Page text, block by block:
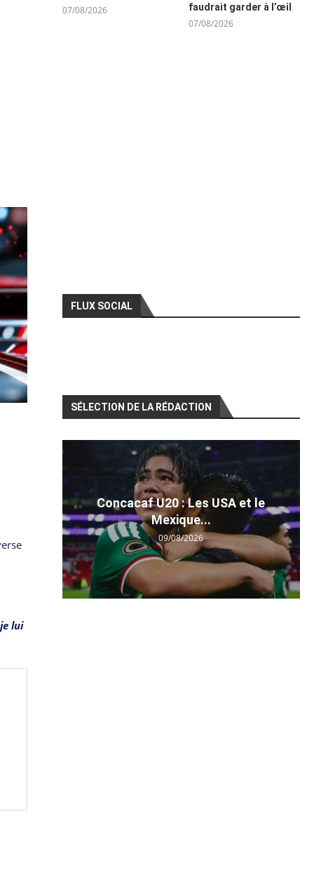
lui
07/08/2026
faudrait garder à l’œil
07/08/2026
FLUX SOCIAL
SÉLECTION DE LA RÉDACTION
Concacaf U20 : Les USA et le
Mexique...
09/08/2026